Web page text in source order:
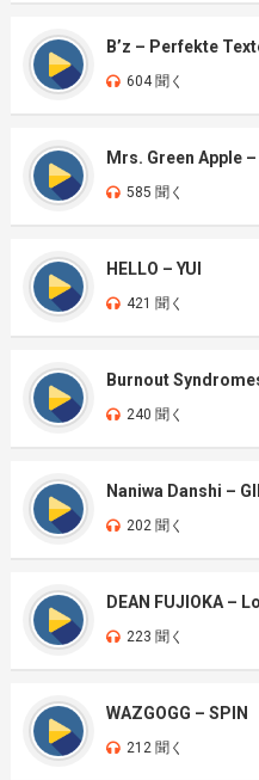
B’z – Perfekte
604 聞く
Mrs. Green Apple –
585 聞く
HELLO – YUI
421 聞く
Burnout
240 聞く
Naniwa Danshi –
202 聞く
DEAN FUJIOKA –
223 聞く
WAZGOGG – SPIN
212 聞く